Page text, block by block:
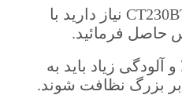
اگر به قیمت کفشور CT230BT105 نیاز دارید با
آلودگی زیاد باید به
بزرگ نظافت شوند.